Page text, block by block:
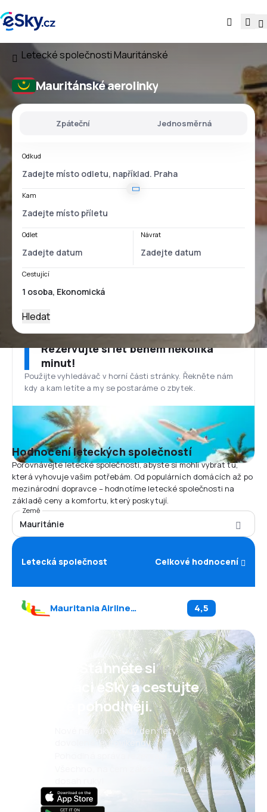
Letecké společnostiMauritánské
Mauritánské aerolinky
Zpáteční Jednosměrná
Odkud
Kam
Odlet Návrat
Cestující
Hledat
Rezervujte si let během několika
minut!
Použijte vyhledávač v horní části stránky. Řekněte nám
kdy a kam letíte a my se postaráme o zbytek.
Hodnocení leteckých společností
Porovnávejte letecké společnosti, abyste si mohli vybrat tu,
která vyhovuje vašim potřebám. Od populárních domácích až po
mezinárodní dopravce – hodnotíme letecké společnosti na
základě ceny a komfortu, který poskytují.
Země
Mauritánie
Letecká společnost Celkové hodnocení
Mauritania Airlines( 4,5
Psst! Stáhněte si
aplikaci eSky a cestujte
ještě pohodlněji.
Nové nabídky každý den: lety,
dovolené, eurovíkendy
Všechno, na čem záleží, vždy na